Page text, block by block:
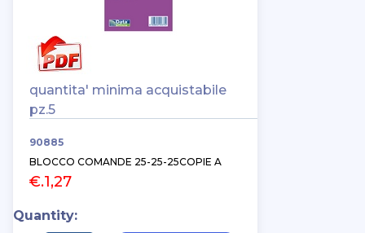
quantita' minima acquistabile
pz.5
90885
BLOCCO COMANDE 25-25-25COPIE A
€.1,27
Quantity: